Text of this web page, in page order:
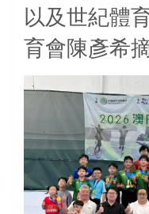
以及世紀體
育會陳彥希摘